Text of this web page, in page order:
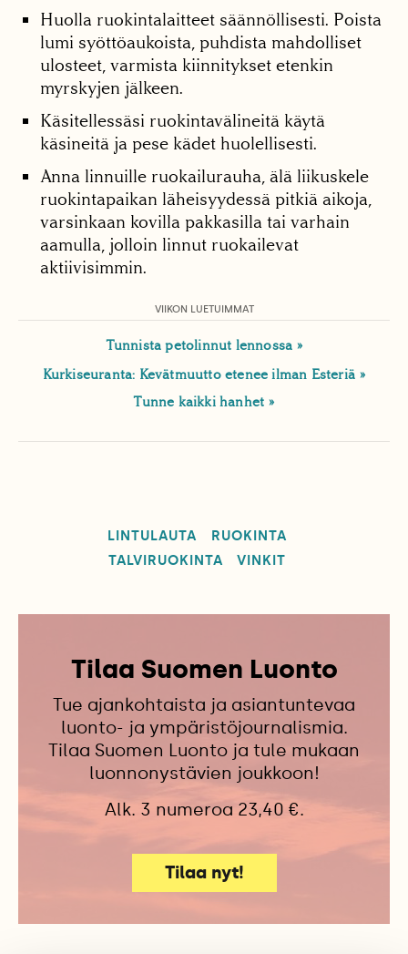
Huolla ruokintalaitteet säännöllisesti. Poista
lumi syöttöaukoista, puhdista mahdolliset
ulosteet, varmista kiinnitykset etenkin
myrskyjen jälkeen.
Käsitellessäsi ruokintavälineitä käytä
käsineitä ja pese kädet huolellisesti.
Anna linnuille ruokailurauha, älä liikuskele
ruokintapaikan läheisyydessä pitkiä aikoja,
varsinkaan kovilla pakkasilla tai varhain
aamulla, jolloin linnut ruokailevat
aktiivisimmin.
VIIKON LUETUIMMAT
Tunnista petolinnut lennossa
Kurkiseuranta: Kevätmuutto etenee ilman Esteriä
Tunne kaikki hanhet
LINTULAUTA
RUOKINTA
TALVIRUOKINTA
VINKIT
Tilaa Suomen Luonto
Tue ajankohtaista ja asiantuntevaa
luonto- ja ympäristöjournalismia.
Tilaa Suomen Luonto ja tule mukaan
luonnonystävien joukkoon!
Alk. 3 numeroa 23,40 €.
Tilaa nyt!